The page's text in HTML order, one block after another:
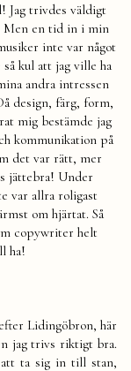
Jag trivdes väldigt
Men en tid in i min
inte var något
kul att jag ville ha
andra intressen
design, färg, form,
mig bestämde jag
kommunikation på
det var rätt, mer
jättebra! Under
var allra roligast
om hjärtat. Så
copywriter helt
ha!
Lidingöbron, här
jag trivs riktigt bra.
ta sig in till stan,